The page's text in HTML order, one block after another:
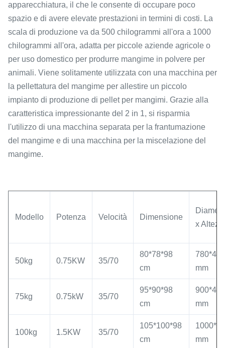
apparecchiatura, il che le consente di occupare poco
spazio e di avere elevate prestazioni in termini di costi. La
scala di produzione va da 500 chilogrammi all'ora a 1000
chilogrammi all'ora, adatta per piccole aziende agricole o
per uso domestico per produrre mangime in polvere per
animali. Viene solitamente utilizzata con una macchina per
la pellettatura del mangime per allestire un piccolo
impianto di produzione di pellet per mangimi. Grazie alla
caratteristica impressionante del 2 in 1, si risparmia
l'utilizzo di una macchina separata per la frantumazione
del mangime e di una macchina per la miscelazione del
mangime.
Modello Potenza Velocità Dimensione
x
50kg 0.75KW 35/70
80*78*98
cm
780*420
mm
75kg 0.75kW 35/70
95*90*98
cm
900*420
mm
100kg 1.5KW 35/70
105*100*98
cm
mm